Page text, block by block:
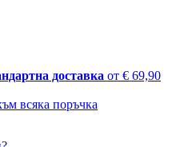
доставка от € 69,90
всяка поръчка